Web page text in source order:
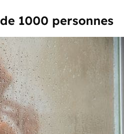
1000 personnes